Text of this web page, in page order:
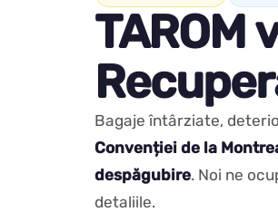
TAROM
Bagaje întârziate,
Convenției de la
despăgubire. Noi ne
detaliile.